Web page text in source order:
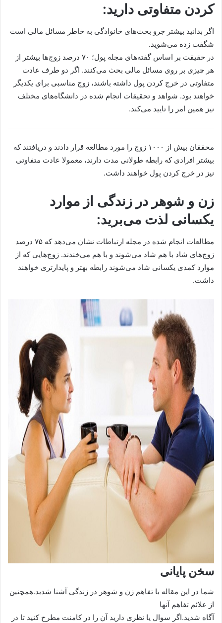
کردن متفاوتی دارید:
اگر بدانید بیشتر جرو بحث‌های خانوادگی به خاطر مسائل مالی است
شگفت زده می‌شوید.
در حقیقت بر اساس گفته‌های مجله پول؛ ۷۰ درصد زوج‌ها بیشتر از
هر چیزی بر روی مسائل مالی بحث می‌کنند. اگر دو طرف عادت
متفاوتی در خرج کردن پول داشته باشند، زوج مناسبی برای یکدیگر
خواهند بود. شواهد و تحقیقات انجام شده در دانشگاه‌های مختلف
نیز همین امر را تایید می‌کند.
محققان بیش از ۱۰۰۰ زوج را مورد مطالعه قرار دادند و دریافتند که
بیشتر افرادی که رابطه طولانی مدت دارند، معمولا عادت متفاوتی
نیز در خرج کردن پول خواهند داشت.
زن و شوهر در زندگی از موارد
یکسانی لذت می‌برید:
مطالعات انجام شده در مجله ارتباطات نشان می‌دهد که ۷۵ درصد
زوج‌های شاد با هم شاد می‌شوند و با هم می‌خندند. زوج‌هایی که از
موارد کمدی یکسانی شاد می‌شوند رابطه بهتر و پایدارتری خواهند
داشت.
سخن پایانی
شما در این مقاله با تفاهم زن و شوهر در زندگی آشنا شدید.همچنین
از علائم تفاهم آنها
آگاه شدید.اگر سوال یا نظری دارید آن را در کامنت مطرح کنید تا در